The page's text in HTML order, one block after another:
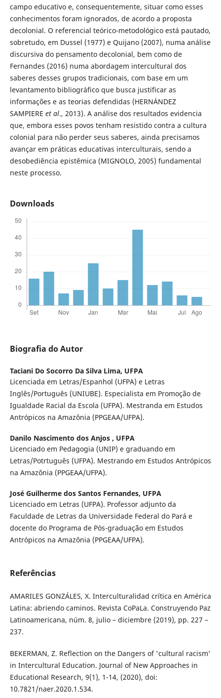
campo educativo e, consequentemente, situar como esses
conhecimentos foram ignorados, de acordo a proposta
decolonial. O referencial teórico-metodológico está pautado,
sobretudo, em Dussel (1977) e Quijano (2007), numa análise
discursiva do pensamento decolonial, bem como de
Fernandes (2016) numa abordagem intercultural dos
saberes desses grupos tradicionais, com base em um
levantamento bibliográfico que busca justificar as
informações e as teorias defendidas (HERNÁNDEZ
SAMPIERE et al., 2013). A análise dos resultados evidencia
que, embora esses povos tenham resistido contra a cultura
colonial para não perder seus saberes, ainda precisamos
avançar em práticas educativas interculturais, sendo a
desobediência epistêmica (MIGNOLO, 2005) fundamental
neste processo.
Downloads
Biografia do Autor
Taciani Do Socorro Da Silva Lima, UFPA
Licenciada em Letras/Espanhol (UFPA) e Letras
Inglês/Português (UNIUBE). Especialista em Promoção de
Igualdade Racial da Escola (UFPA). Mestranda em Estudos
Antrópicos na Amazônia (PPGEAA/UFPA).
Danilo Nascimento dos Anjos , UFPA
Licenciado em Pedagogia (UNIP) e graduando em
Letras/Potrtuguês (UFPA). Mestrando em Estudos Antrópicos
na Amazônia (PPGEAA/UFPA).
José Guilherme dos Santos Fernandes, UFPA
Licenciado em Letras (UFPA). Professor adjunto da
Faculdade de Letras da Universidade Federal do Pará e
docente do Programa de Pós-graduação em Estudos
Antrópicos na Amazônia (PPGEAA/UFPA).
Referências
AMARILES GONZÁLES, X. Interculturalidad crítica en América
Latina: abriendo caminos. Revista CoPaLa. Construyendo Paz
Latinoamericana, núm. 8, julio – diciembre (2019), pp. 227 –
237.
BEKERMAN, Z. Reflection on the Dangers of 'cultural racism'
in Intercultural Education. Journal of New Approaches in
Educational Research, 9(1), 1-14, (2020), doi:
10.7821/naer.2020.1.534.